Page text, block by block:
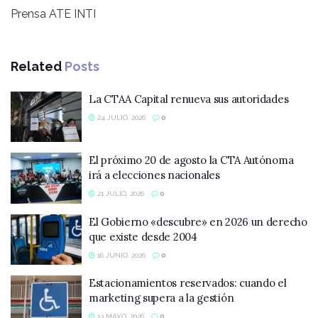
Prensa ATE INTI
Related Posts
La CTAA Capital renueva sus autoridades
24 JULIO, 2026 0
El próximo 20 de agosto la CTA Autónoma
irá a elecciones nacionales
21 JULIO, 2026 0
El Gobierno «descubre» en 2026 un derecho
que existe desde 2004
16 JUNIO, 2026 0
Estacionamientos reservados: cuando el
marketing supera a la gestión
13 MAYO, 2026 0